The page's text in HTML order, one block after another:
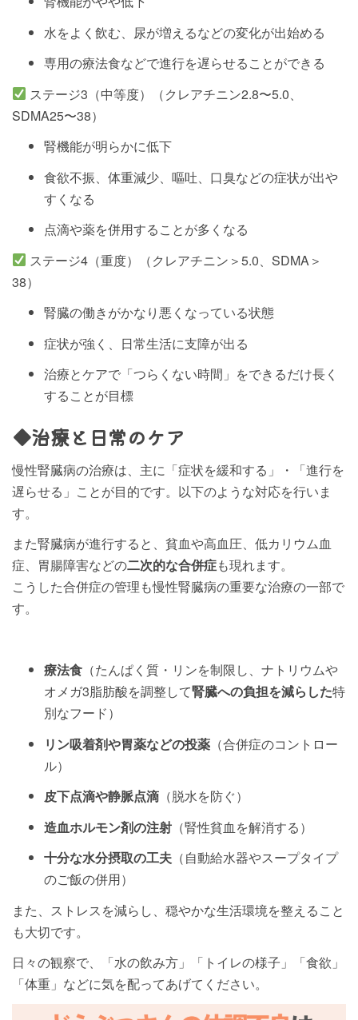
水をよく飲む、尿が増えるなどの変化が出始める
専用の療法食などで進行を遅らせることができる
ステージ3（中等度）（クレアチニン2.8〜5.0、
SDMA25〜38）
腎機能が明らかに低下
食欲不振、体重減少、嘔吐、口臭などの症状が出や
すくなる
点滴や薬を併用することが多くなる
ステージ4（重度）（クレアチニン＞5.0、SDMA＞
38）
腎臓の働きがかなり悪くなっている状態
症状が強く、日常生活に支障が出る
治療とケアで「つらくない時間」をできるだけ長く
することが目標
◆治療と日常のケア
慢性腎臓病の治療は、主に「症状を緩和する」・「進行を
遅らせる」ことが目的です。以下のような対応を行いま
す。
また腎臓病が進行すると、貧血や高血圧、低カリウム血
症、胃腸障害などの二次的な合併症も現れます。
こうした合併症の管理も慢性腎臓病の重要な治療の一部で
す。
療法食 （たんぱく質・リンを制限し、ナトリウムや
オメガ3脂肪酸を調整して腎臓への負担を減らした特
別なフード）
リン吸着剤や胃薬などの投薬 （合併症のコントロー
ル）
皮下点滴や静脈点滴 （脱水を防ぐ）
造血ホルモン剤の注射 （腎性貧血を解消する）
十分な水分摂取の工夫 （自動給水器やスープタイプ
のご飯の併用）
また、ストレスを減らし、穏やかな生活環境を整えること
も大切です。
日々の観察で、「水の飲み方」「トイレの様子」「食欲」
「体重」などに気を配ってあげてください。